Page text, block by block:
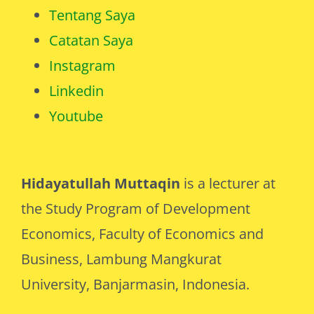
Hidayatullah Muttaqin is a lecturer at
the Study Program of Development
Economics, Faculty of Economics and
Business, Lambung Mangkurat
University, Banjarmasin, Indonesia.
Tentang Saya
Catatan Saya
Instagram
Linkedin
Youtube